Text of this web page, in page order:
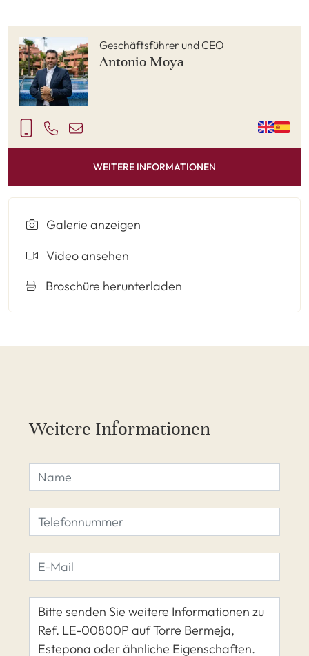
Geschäftsführer und CEO
Antonio Moya
WEITERE INFORMATIONEN
Galerie anzeigen
Video ansehen
Broschüre herunterladen
Weitere Informationen